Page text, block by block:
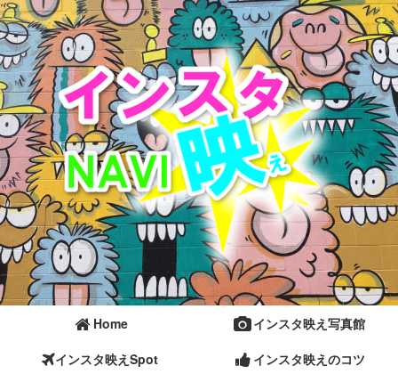
Home
インスタ映え写真館
インスタ映えSpot
インスタ映えのコツ